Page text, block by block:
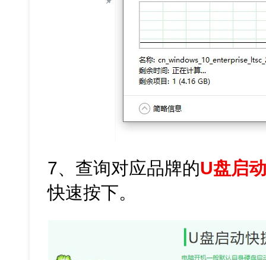
7、查询对应品牌的U盘启
快速按下。